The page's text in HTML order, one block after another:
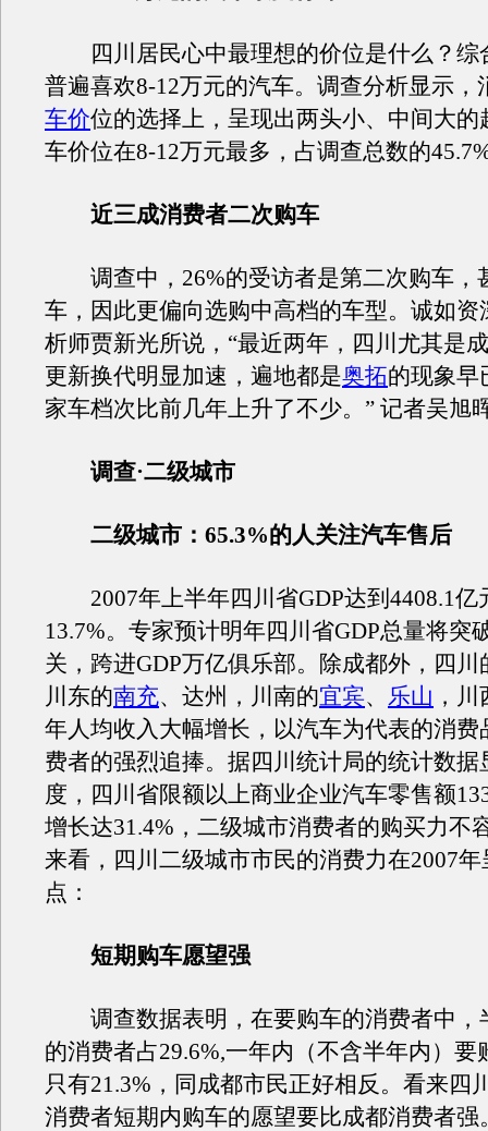
四川居民心中最理想的价位是什么？综
普遍喜欢8-12万元的汽车。调查分析显示，
车价位的选择上，呈现出两头小、中间大的
车价位在8-12万元最多，占调查总数的
近三成消费者二次购车
调查中，26%的受访者是第二次购车，
车，因此更偏向选购中高档的车型。诚如资
析师贾新光所说，“最近两年，四川尤其是
更新换代明显加速，遍地都是奥拓的现象早
家车档次比前几年上升了不少。” 记者吴旭
调查·二级城市
二级城市：65.3%的人关注汽车售后
2007年上半年四川省GDP达到4408.1亿
13.7%。专家预计明年四川省GDP总量将突
关，跨进GDP万亿俱乐部。除成都外，四川
川东的南充、达州，川南的宜宾、 乐山 ，
年人均收入大幅增长，以汽车为代表的消费
费者的强烈追捧。据四川统计局的统计数据
度，四川省限额以上商业企业汽车零售额
增长达31.4%，二级城市消费者的购买力不
来看，四川二级城市市民的消费力在2007
点：
短期购车愿望强
调查数据表明，在要购车的消费者中，
的消费者占29.6%,一年内（不含半年内）要
只有21.3%，同成都市民正好相反。看来四
消费者短期内购车的愿望要比成都消费者强